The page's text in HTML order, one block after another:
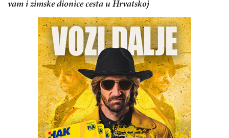
vam i zimske dionice cesta u Hrvatskoj